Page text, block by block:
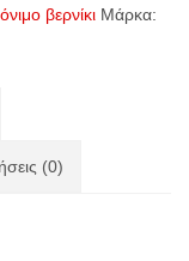
βερνίκι Μάρκα:
(0)